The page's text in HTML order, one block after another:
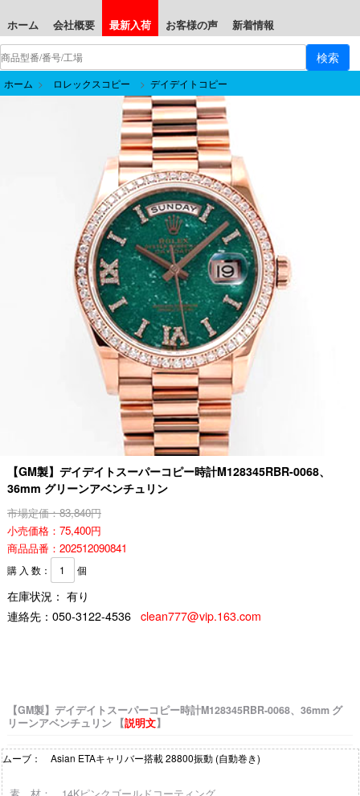
ホーム 会社概要 最新入荷 お客様の声 新着情報
ホーム > ロレックスコピー > デイデイトコピー
【GM製】デイデイトスーパーコピー時計M128345RBR-0068、
36mm グリーンアベンチュリン
市場定価：83,840円
小売価格：75,400円
商品品番：202512090841
購 入 数： 個
在庫状況： 有り
連絡先： 050-3122-4536 clean777@vip.163.com
【GM製】デイデイトスーパーコピー時計M128345RBR-0068、36mm グ
リーンアベンチュリン 【説明文】
ムーブ： Asian ETAキャリバー搭載 28800振動 (自動巻き)